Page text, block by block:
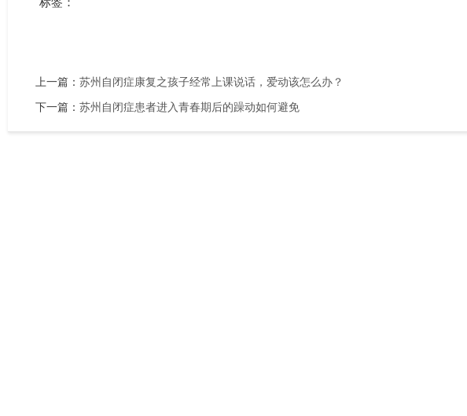
上一篇： 苏州自闭症康复之孩子经常上课说话，爱动该怎么办？
下一篇： 苏州自闭症患者进入青春期后的躁动如何避免